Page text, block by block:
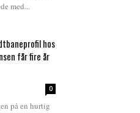
med...
hos
får fire år
0
på en hurtig